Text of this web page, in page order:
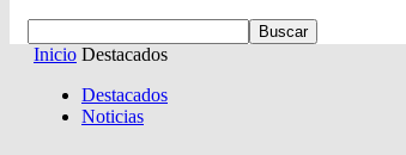
Inicio Destacados
Destacados
Noticias